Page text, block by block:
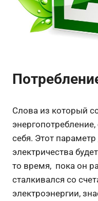
Слова из который
себя. Этот
электричества
то время, пока он
сталкивался со
электроэнергии,